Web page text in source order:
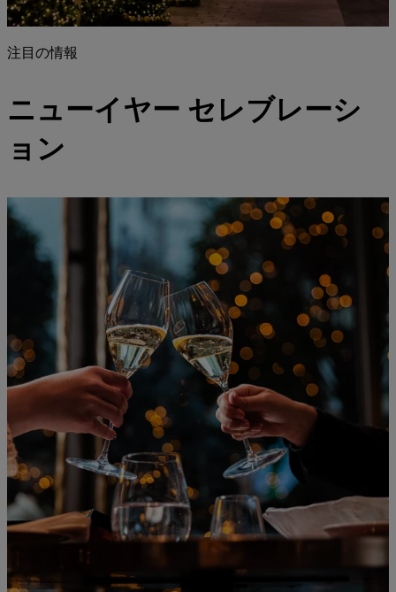
注目の情報
ニューイヤー セレブレーシ
ョン